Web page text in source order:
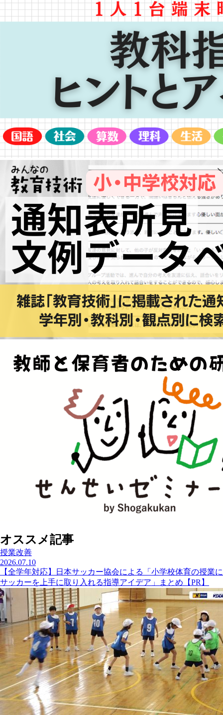
オススメ記事
授業改善
2026.07.10
【全学年対応】日本サッカー協会による「小学校体育の授業に
サッカーを上手に取り入れる指導アイデア」まとめ【PR】